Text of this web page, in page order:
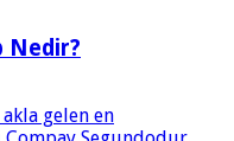
Nedir?